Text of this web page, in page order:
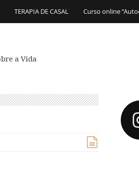
TERAPIA DE CASAL Curso online